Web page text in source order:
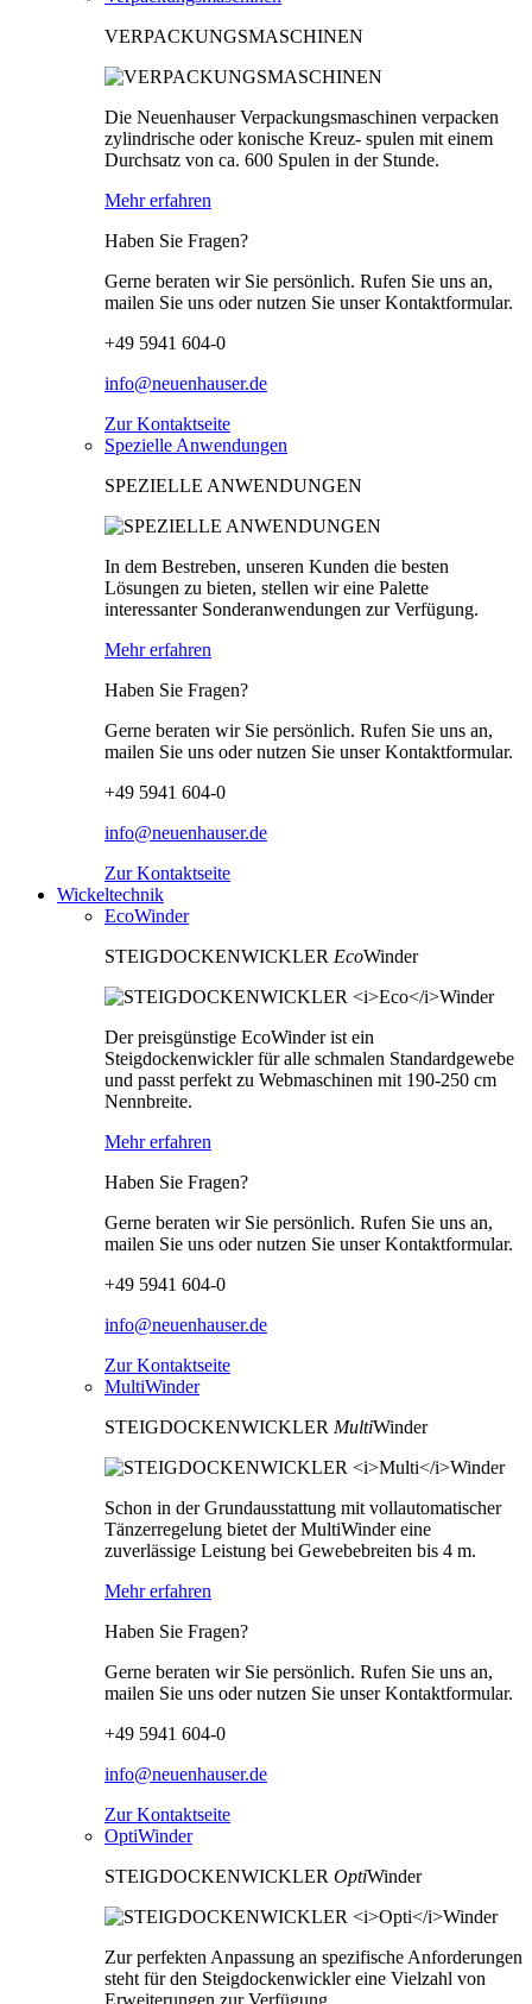
VERPACKUNGSMASCHINEN
Die Neuenhauser Verpackungsmaschinen verpacken
zylindrische oder konische Kreuz- spulen mit einem
Durchsatz von ca. 600 Spulen in der Stunde.
Mehr erfahren
Haben Sie Fragen?
Gerne beraten wir Sie persönlich. Rufen Sie uns an,
mailen Sie uns oder nutzen Sie unser Kontaktformular.
+49 5941 604-0
info@neuenhauser.de
Zur Kontaktseite
Spezielle Anwendungen
SPEZIELLE ANWENDUNGEN
In dem Bestreben, unseren Kunden die besten
Lösungen zu bieten, stellen wir eine Palette
interessanter Sonderanwendungen zur Verfügung.
Mehr erfahren
Haben Sie Fragen?
Gerne beraten wir Sie persönlich. Rufen Sie uns an,
mailen Sie uns oder nutzen Sie unser Kontaktformular.
+49 5941 604-0
info@neuenhauser.de
Zur Kontaktseite
Wickeltechnik
EcoWinder
STEIGDOCKENWICKLER EcoWinder
Der preisgünstige EcoWinder ist ein
Steigdockenwickler für alle schmalen Standardgewebe
und passt perfekt zu Webmaschinen mit 190-250 cm
Nennbreite.
Mehr erfahren
Haben Sie Fragen?
Gerne beraten wir Sie persönlich. Rufen Sie uns an,
mailen Sie uns oder nutzen Sie unser Kontaktformular.
+49 5941 604-0
info@neuenhauser.de
Zur Kontaktseite
MultiWinder
STEIGDOCKENWICKLER MultiWinder
Schon in der Grundausstattung mit vollautomatischer
Tänzerregelung bietet der MultiWinder eine
zuverlässige Leistung bei Gewebebreiten bis 4 m.
Mehr erfahren
Haben Sie Fragen?
Gerne beraten wir Sie persönlich. Rufen Sie uns an,
mailen Sie uns oder nutzen Sie unser Kontaktformular.
+49 5941 604-0
info@neuenhauser.de
Zur Kontaktseite
OptiWinder
STEIGDOCKENWICKLER OptiWinder
Zur perfekten Anpassung an spezifische Anforderungen
steht für den Steigdockenwickler eine Vielzahl von
Erweiterungen zur Verfügung.